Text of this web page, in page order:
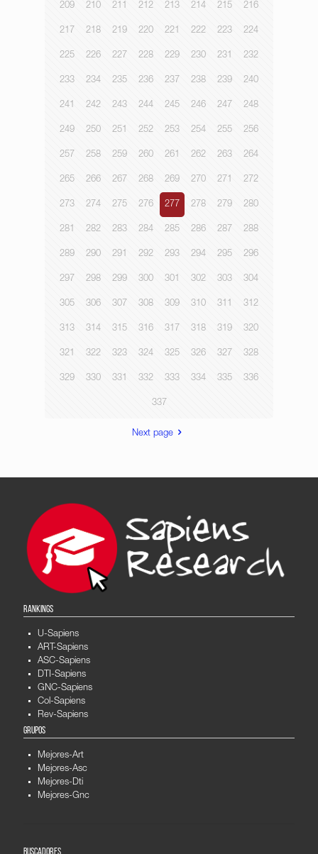
209 210 211 212 213 214 215 216
217 218 219 220 221 222 223 224
225 226 227 228 229 230 231 232
233 234 235 236 237 238 239 240
241 242 243 244 245 246 247 248
249 250 251 252 253 254 255 256
257 258 259 260 261 262 263 264
265 266 267 268 269 270 271 272
273 274 275 276 277 278 279 280
281 282 283 284 285 286 287 288
289 290 291 292 293 294 295 296
297 298 299 300 301 302 303 304
305 306 307 308 309 310 311 312
313 314 315 316 317 318 319 320
321 322 323 324 325 326 327 328
329 330 331 332 333 334 335 336
337
Next page
RANKINGS
U-Sapiens
ART-Sapiens
ASC-Sapiens
DTI-Sapiens
GNC-Sapiens
Col-Sapiens
Rev-Sapiens
GRUPOS
Mejores-Art
Mejores-Asc
Mejores-Dti
Mejores-Gnc